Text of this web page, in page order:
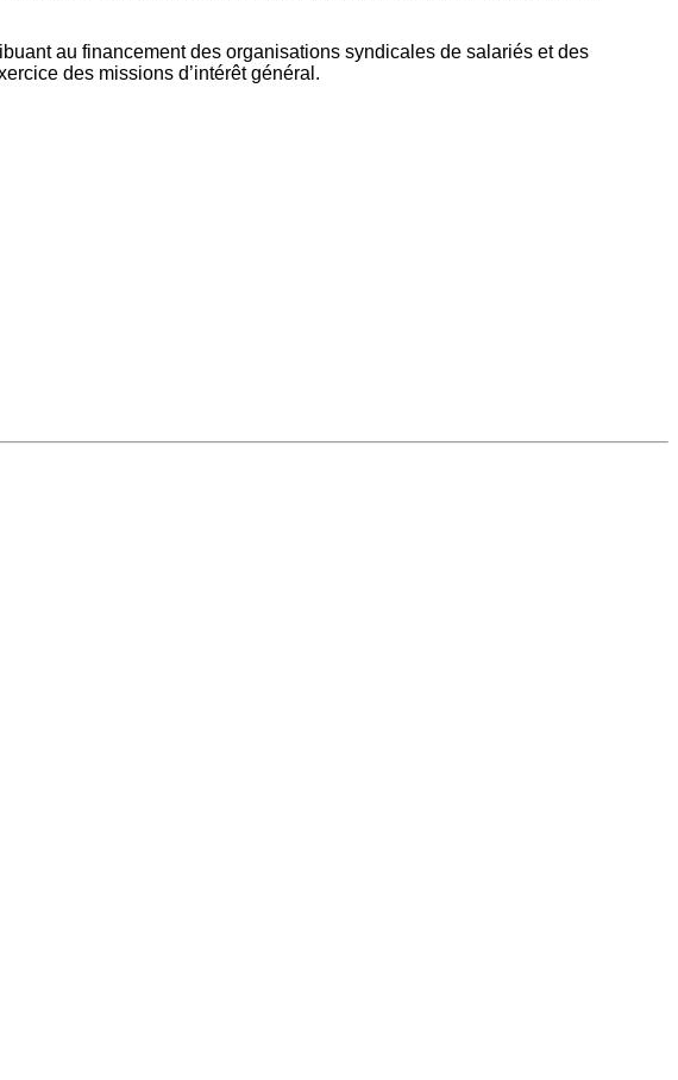
au financement des organisations syndicales de salariés et des
des missions d’intérêt général.